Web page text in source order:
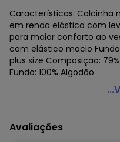
Características: Calcinha
em renda elástica com
para maior conforto ao
com elástico macio
plus size Composição:
Fundo: 100% Algodão
Demillus - Calcinha Alta
Colecao : GRADISCA
Avaliações